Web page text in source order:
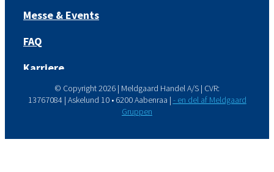
Messe & Events
FAQ
Karriere
© Copyright2026 | Meldgaard Handel A/S | CVR:
13767084 | Askelund 10 • 6200 Aabenraa | - en del af Meldgaard
Gruppen